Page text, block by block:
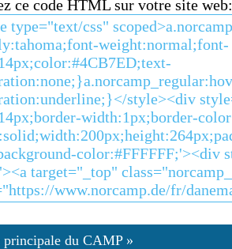
ce code HTML sur votre site web:
principale du CAMP »